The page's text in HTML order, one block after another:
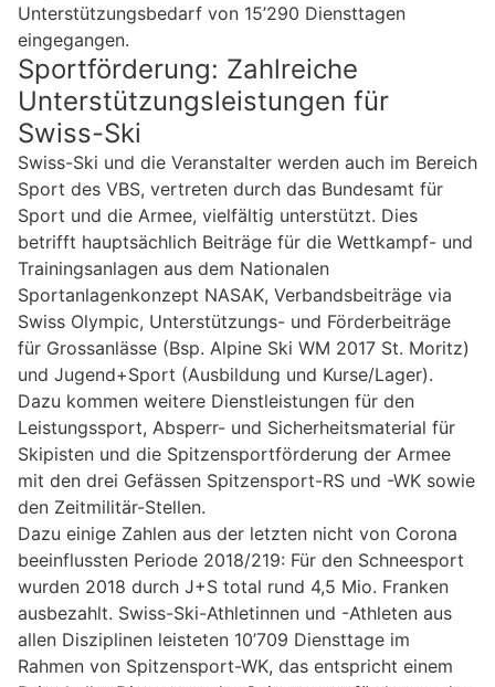
Unterstützungsbedarf von 15’290 Diensttagen
eingegangen.
Sportförderung: Zahlreiche
Unterstützungsleistungen für
Swiss-Ski
Swiss-Ski und die Veranstalter werden auch im Bereich
Sport des VBS, vertreten durch das Bundesamt für
Sport und die Armee, vielfältig unterstützt. Dies
betrifft hauptsächlich Beiträge für die Wettkampf- und
Trainingsanlagen aus dem Nationalen
Sportanlagenkonzept NASAK, Verbandsbeiträge via
Swiss Olympic, Unterstützungs- und Förderbeiträge
für Grossanlässe (Bsp. Alpine Ski WM 2017 St. Moritz)
und Jugend+Sport (Ausbildung und Kurse/Lager).
Dazu kommen weitere Dienstleistungen für den
Leistungssport, Absperr- und Sicherheitsmaterial für
Skipisten und die Spitzensportförderung der Armee
mit den drei Gefässen Spitzensport-RS und -WK sowie
den Zeitmilitär-Stellen.
Dazu einige Zahlen aus der letzten nicht von Corona
beeinflussten Periode 2018/219: Für den Schneesport
wurden 2018 durch J+S total rund 4,5 Mio. Franken
ausbezahlt. Swiss-Ski-Athletinnen und -Athleten aus
allen Disziplinen leisteten 10’709 Diensttage im
Rahmen von Spitzensport-WK, das entspricht einem